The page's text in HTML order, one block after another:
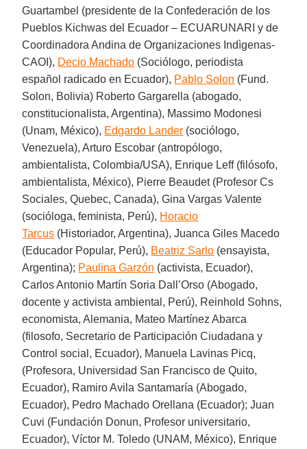
Guartambel (presidente de la Confederación de los
Pueblos Kichwas del Ecuador – ECUARUNARI y de
Coordinadora Andina de Organizaciones Indìgenas-
CAOI), Decio Machado (Sociólogo, periodista
español radicado en Ecuador), Pablo Solon (Fund.
Solon, Bolivia) Roberto Gargarella (abogado,
constitucionalista, Argentina), Massimo Modonesi
(Unam, México), Edgardo Lander (sociólogo,
Venezuela), Arturo Escobar (antropólogo,
ambientalista, Colombia/USA), Enrique Leff (filósofo,
ambientalista, México), Pierre Beaudet (Profesor Cs
Sociales, Quebec, Canada), Gina Vargas Valente
(socióloga, feminista, Perú), Horacio
Tarcus (Historiador, Argentina), Juanca Giles Macedo
(Educador Popular, Perú), Beatriz Sarlo (ensayista,
Argentina); Paulina Garzón (activista, Ecuador),
Carlos Antonio Martín Soria Dall’Orso (Abogado,
docente y activista ambiental, Perú), Reinhold Sohns,
economista, Alemania, Mateo Martínez Abarca
(filosofo, Secretario de Participación Ciudadana y
Control social, Ecuador), Manuela Lavinas Picq,
(Profesora, Universidad San Francisco de Quito,
Ecuador), Ramiro Avila Santamaría (Abogado,
Ecuador), Pedro Machado Orellana (Ecuador); Juan
Cuvi (Fundación Donun, Profesor universitario,
Ecuador), Víctor M. Toledo (UNAM, México), Enrique